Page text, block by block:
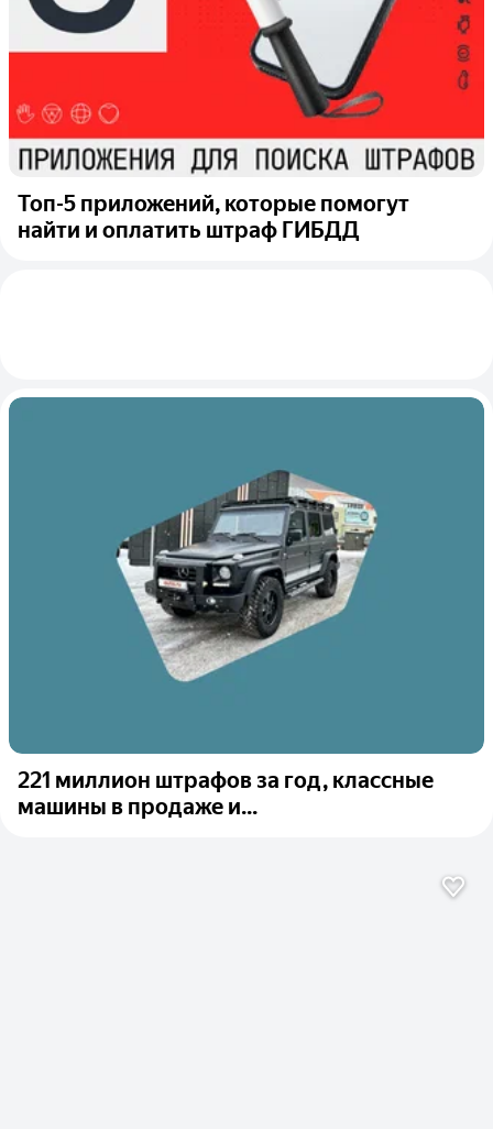
Топ-5 приложений, которые помогут
найти и оплатить штраф ГИБДД
221 миллион штрафов за год, классные
машины в продаже и...